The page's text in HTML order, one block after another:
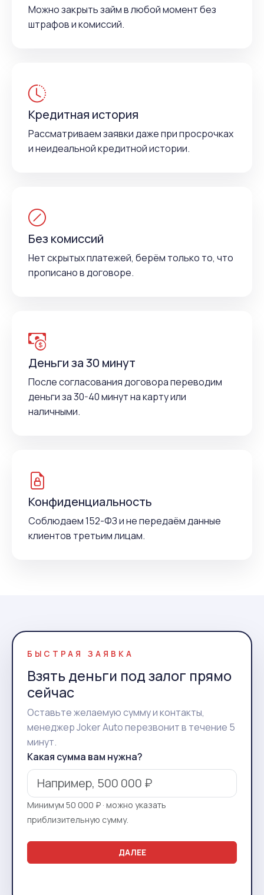
Можно закрыть займ в любой момент без
штрафов и комиссий.
Кредитная история
Рассматриваем заявки даже при просрочках
и неидеальной кредитной истории.
Без комиссий
Нет скрытых платежей, берём только то, что
прописано в договоре.
Деньги за 30 минут
После согласования договора переводим
деньги за 30-40 минут на карту или
наличными.
Конфиденциальность
Соблюдаем 152-ФЗ и не передаём данные
клиентов третьим лицам.
БЫСТРАЯ ЗАЯВКА
Взять деньги под залог прямо
сейчас
Оставьте желаемую сумму и контакты,
менеджер Joker Auto перезвонит в течение 5
минут.
Какая сумма вам нужна?
Минимум 50 000 ₽ · можно указать
приблизительную сумму.
ДАЛЕЕ